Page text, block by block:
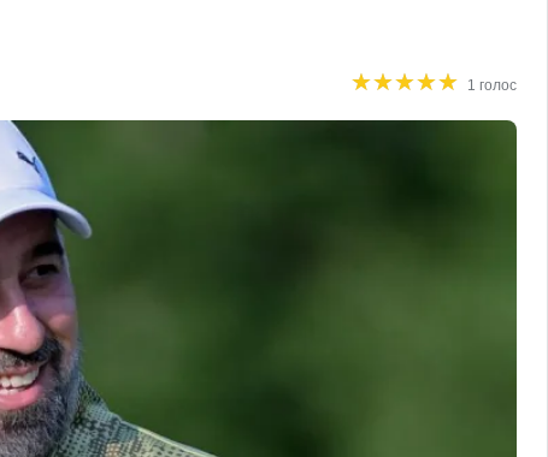
★★★★★
★★★★★ 1 голос